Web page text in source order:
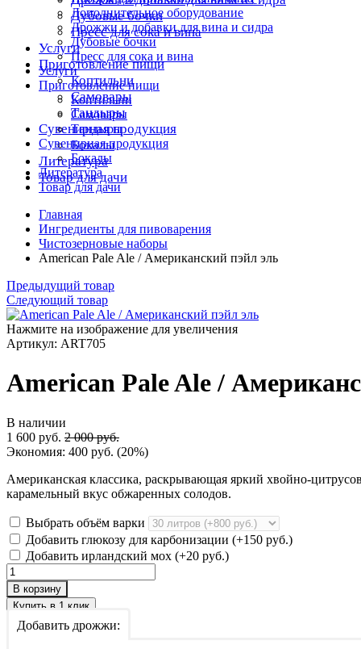
Дубовые бочки
Пресс для сока и вина
Услуги
Приготовление пищи
Коптильни
Самовары
Тандыры
Сувенирная продукция
Бокалы
Литература
Товар для дачи
Дополнительное оборудование
Дрожжи и добавки для вина и сидра
Дубовые бочки
Пресс для сока и вина
Услуги
Приготовление пищи
Коптильни
Самовары
Тандыры
Сувенирная продукция
Бокалы
Литература
Товар для дачи
Главная
Ингредиенты для пивоварения
Чистозерновые наборы
American Pale Ale / Американский пэйл эль
Предыдущий товар
Следующий товар
Нажмите на изображение для увеличения
Артикул: ART705
American Pale Ale /
В наличии
1 600 руб. 2 000 руб.
Экономия: 400 руб. (20%)
Американская классика, раскрывающая яркий хвойно-
карамельный вкус обжаренных солодов.​
Выбрать объём варки
Добавить глюкозу для карбонизации (+150 руб.)
Добавить ирландский мох (+20 руб.)
В корзину
Добавить дрожжи: